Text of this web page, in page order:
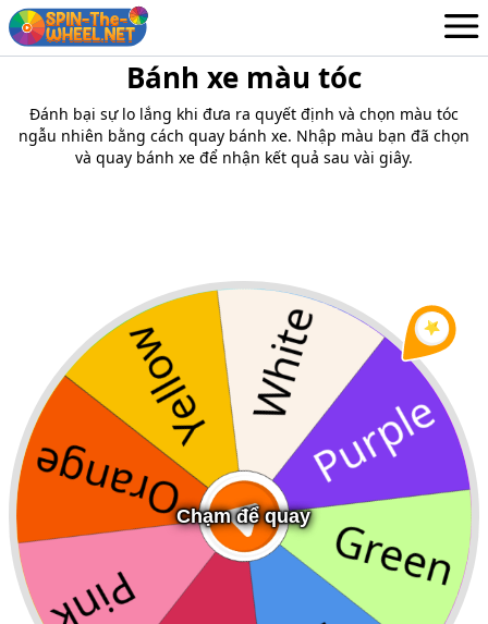
Đăng nhập / Đăng ký
Bánh xe màu tóc
Đánh bại sự lo lắng khi đưa ra quyết định và chọn màu tóc
ngẫu nhiên bằng cách quay bánh xe. Nhập màu bạn đã chọn
và quay bánh xe để nhận kết quả sau vài giây.
Chạm để quay